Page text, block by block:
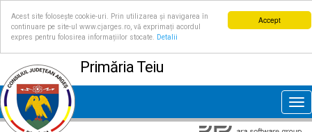
Accept
Acest site folosește cookie-uri. Prin utilizarea și navigarea în
continuare pe site-ul www.cjarges.ro, vă exprimați acordul
expres pentru folosirea informațiilor stocate.
Detalii
Primăria Teiu